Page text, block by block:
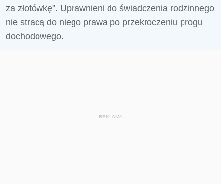
za złotówkę". Uprawnieni do świadczenia rodzinnego
nie stracą do niego prawa po przekroczeniu progu
dochodowego.
REKLAMA